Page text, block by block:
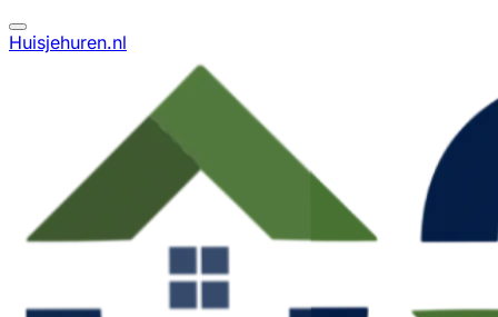
Huisjehuren.nl